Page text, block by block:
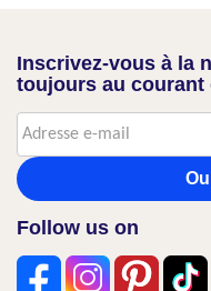
Inscrivez-vous à la
toujours au courant
Follow us on